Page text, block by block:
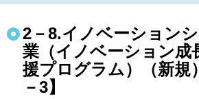
2－8.イノベーション
業（イノベーション成
援プログラム）（新規
－3】